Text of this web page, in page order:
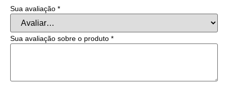
Sua avaliação *
Sua avaliação sobre o produto *